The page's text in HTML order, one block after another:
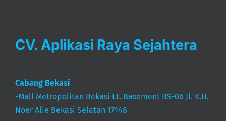
CV. Aplikasi Raya Sejahtera
Cabang Bekasi
-Mall Metropolitan Bekasi Lt. Basement BS-06 Jl. K.H.
Noer Alie Bekasi Selatan 17148